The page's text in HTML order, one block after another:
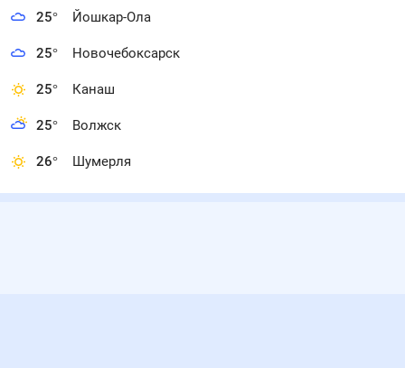
25° Йошкар-Ола
25° Новочебоксарск
25° Канаш
25° Волжск
26° Шумерля